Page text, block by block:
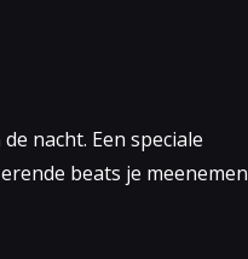
nacht. Een speciale
beats je meenemen